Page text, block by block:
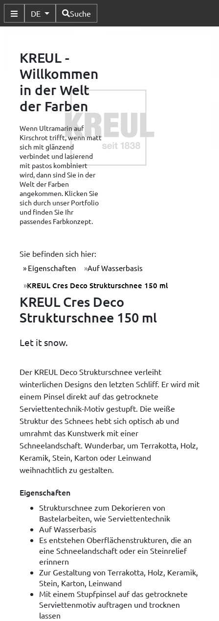
Untermenü Umschalten
DE Verfügbare Sprachen
Suche
KREUL -
Willkommen
in der Welt
der Farben
Wenn Ultramarin auf
Kirschrot trifft, wenn matt
sich mit glänzend
verbindet und lasierend
mit pastos kombiniert
wird, dann sind Sie in der
Welt der Farben
angekommen. Klicken Sie
sich durch unser Portfolio
und finden Sie Ihr
passendes Farbkonzept.
Sie befinden sich hier:
Eigenschaften Auf Wasserbasis
KREUL Cres Deco Strukturschnee 150 ml
KREUL Cres Deco
Strukturschnee 150 ml
Let it snow.
Der KREUL Deco Strukturschnee verleiht
winterlichen Designs den letzten Schliff. Er wird mit
einem Pinsel direkt auf das getrocknete
Serviettentechnik-Motiv gestupft. Die weiße
Struktur des Schnees hebt sich optisch ab und
umrahmt das Kunstwerk mit einer
Schneelandschaft. Wunderbar, um Terrakotta, Holz,
Keramik, Stein, Karton oder Leinwand
weihnachtlich zu gestalten.
Eigenschaften
Strukturschnee zum Dekorieren von
Bastelarbeiten, wie Serviettentechnik
Auf Wasserbasis
Es entstehen Oberflächenstrukturen, die an
eine Schneelandschaft oder ein Steinrelief
erinnern
Zur Gestaltung von Terrakotta, Holz, Keramik,
Stein, Karton, Leinwand
Mit einem Stupfpinsel auf das getrocknete
Serviettenmotiv auftragen und trocknen
lassen